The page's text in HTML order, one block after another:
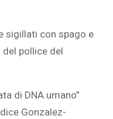
sigillati con spago e
del pollice del
di DNA umano”
Gonzalez-